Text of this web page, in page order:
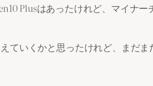
Plusはあったけれど、マイナー
ていくかと思ったけれど、まだま